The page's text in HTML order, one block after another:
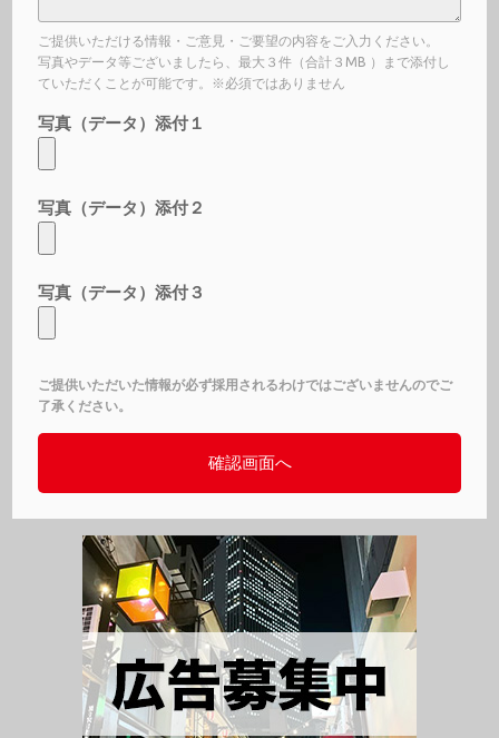
ご提供いただける情報・ご意見・ご要望の内容をご入力ください。
写真やデータ等ございましたら、最大３件（合計３MB ）まで添付し
ていただくことが可能です。※必須ではありません
写真（データ）添付１
写真（データ）添付２
写真（データ）添付３
ご提供いただいた情報が必ず採用されるわけではございませんのでご
了承ください。